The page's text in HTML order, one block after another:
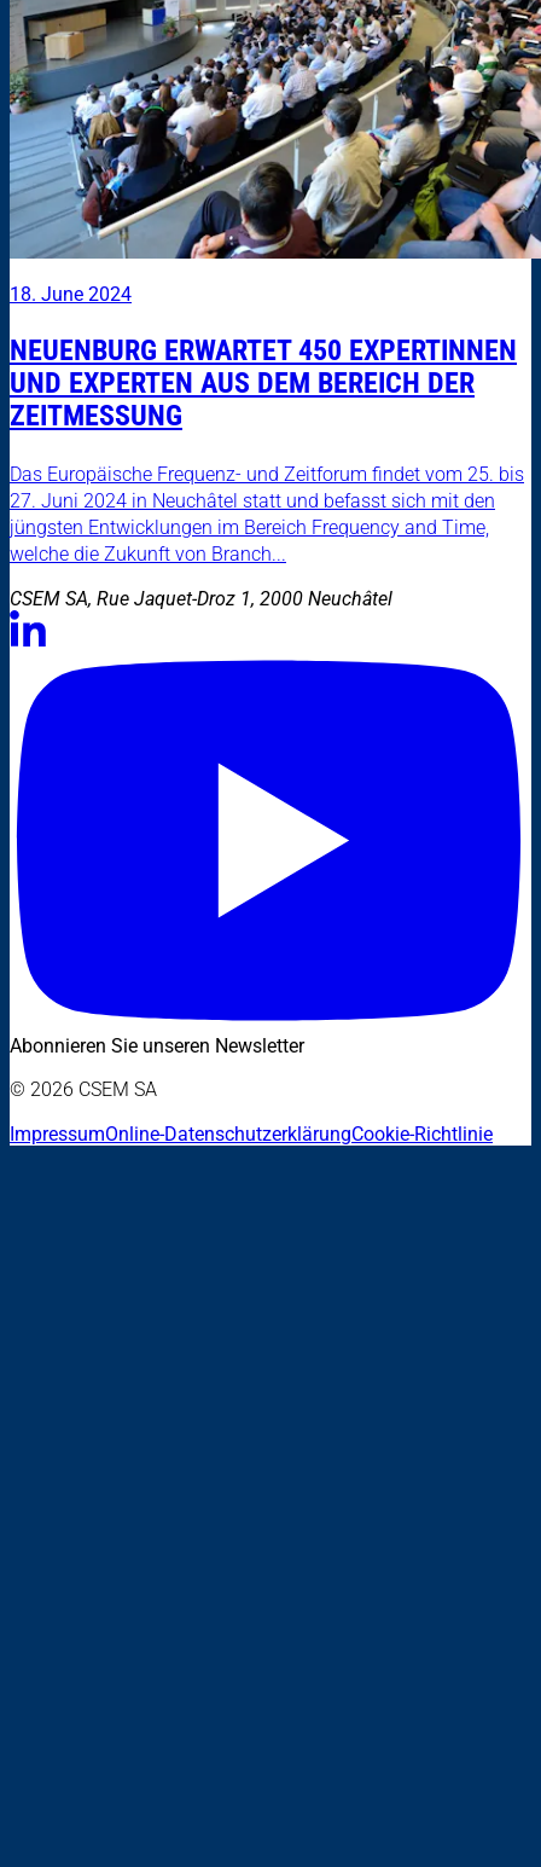
18. June 2024
NEUENBURG ERWARTET 450 EXPERTINNEN
UND EXPERTEN AUS DEM BEREICH DER
ZEITMESSUNG
Das Europäische Frequenz- und Zeitforum findet vom 25. bis
27. Juni 2024 in Neuchâtel statt und befasst sich mit den
jüngsten Entwicklungen im Bereich Frequency and Time,
welche die Zukunft von Branch...
CSEM SA, Rue Jaquet-Droz 1, 2000 Neuchâtel
Abonnieren Sie unseren Newsletter
© 2026 CSEM SA
ImpressumOnline-DatenschutzerklärungCookie-Richtlinie